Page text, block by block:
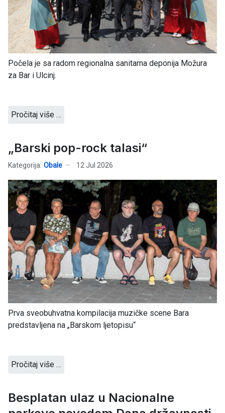
Počela je sa radom regionalna sanitarna deponija Možura
za Bar i Ulcinj.
Pročitaj više …
„Barski pop-rock talasi“
Kategorija: Obale 12 Jul 2026
Prva sveobuhvatna kompilacija muzičke scene Bara
predstavljena na „Barskom ljetopisu“
Pročitaj više …
Besplatan ulaz u Nacionalne